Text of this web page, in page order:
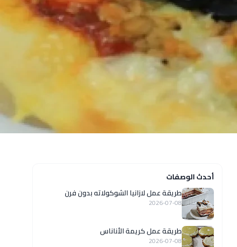
أحدث الوصفات
طريقة عمل لازانيا الشوكولاته بدون فرن
2026-07-08
طريقة عمل كريمة الأناناس
2026-07-08